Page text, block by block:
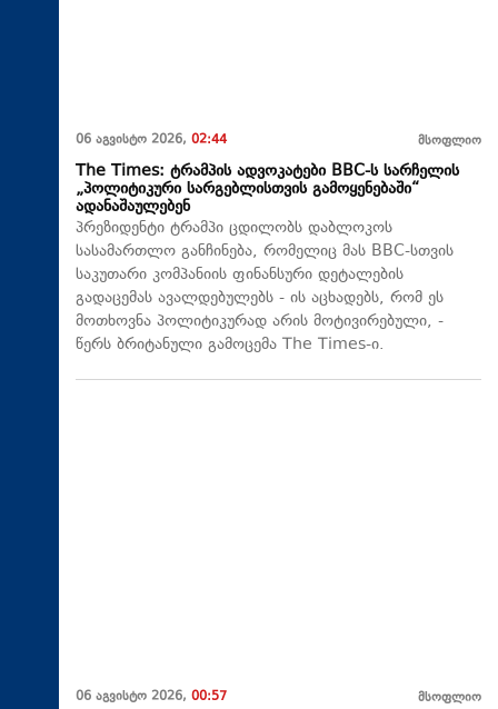
06 აგვისტო 2026, 02:44 მსოფლიო
The Times: ტრამპის ადვოკატები BBC-ს სარჩელის
„პოლიტიკური სარგებლისთვის გამოყენებაში“
ადანაშაულებენ
პრეზიდენტი ტრამპი ცდილობს დაბლოკოს
სასამართლო განჩინება, რომელიც მას BBC-სთვის
საკუთარი კომპანიის ფინანსური დეტალების
გადაცემას ავალდებულებს - ის აცხადებს, რომ ეს
მოთხოვნა პოლიტიკურად არის მოტივირებული, -
წერს ბრიტანული გამოცემა The Times-ი.
06 აგვისტო 2026, 00:57 მსოფლიო